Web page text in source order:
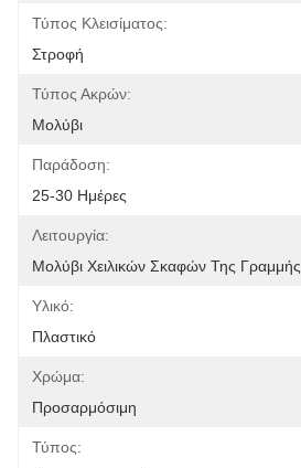
Τύπος Κλεισίματος:
Στροφή
Τύπος Ακρών:
Μολύβι
Παράδοση:
25-30 Ημέρες
Λειτουργία:
Μολύβι Χειλικών Σκαφών Της Γραμμής
Υλικό:
Πλαστικό
Χρώμα:
Προσαρμόσιμη
Τύπος: